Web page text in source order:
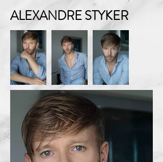
ALEXANDRE STYKER